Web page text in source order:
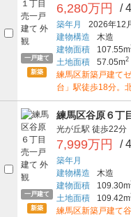
一戸建て
新築
6,280万円 /
築年月
2026年12
建物構造
木造
建物面積
107.55m
土地面積 57.05m2
練馬区新築戸建て
台」駅徒歩18分。
一戸建て
新築
練馬区谷原６丁
光が丘駅 徒歩22分
7,999万円 /
築年月
建物構造
木造
建物面積
109.30m
土地面積 109.42m
練馬区新築戸建て